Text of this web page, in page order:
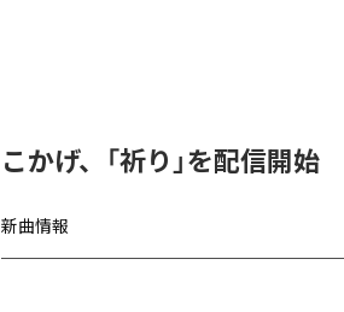
こかげ、「祈り」を配信開始
新曲情報